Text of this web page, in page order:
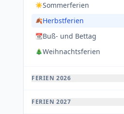
☀️Sommerferien
🍂Herbstferien
📆Buß- und Bettag
🎄Weihnachtsferien
FERIEN 2026
FERIEN 2027